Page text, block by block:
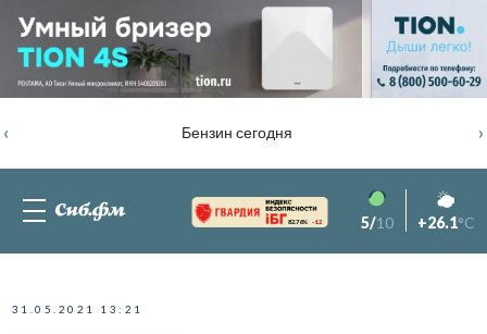
Бензин сегодня
‹ ›
82.76% -1.2 5/10 +26.1°C
31.05.2021 13:21